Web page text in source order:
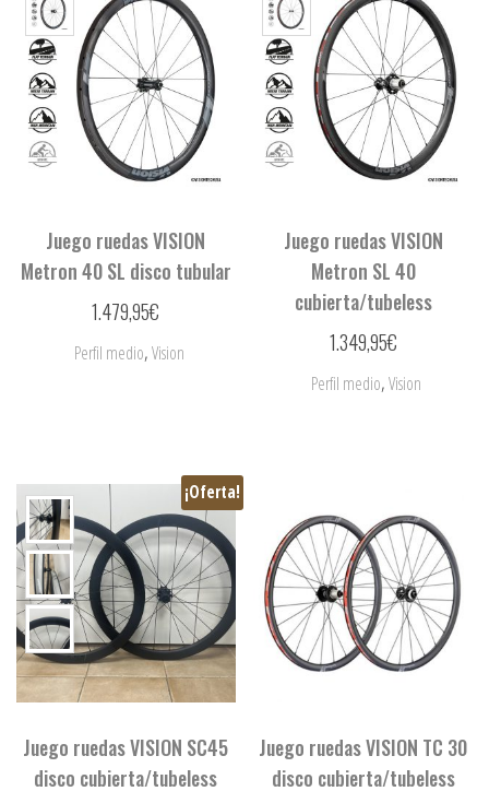
Juego ruedas VISION
Metron 40 SL disco tubular
1.479,95€
Perfil medio,Vision
Juego ruedas VISION
Metron SL 40
cubierta/tubeless
1.349,95€
Perfil medio,Vision
¡Oferta!
Juego ruedas VISION SC45
disco cubierta/tubeless
Juego ruedas VISION TC 30
disco cubierta/tubeless